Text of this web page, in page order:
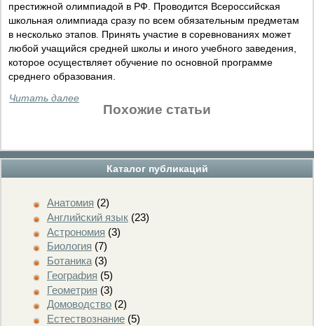
Каталог публикаций
Анатомия (2)
Английский язык(23)
Астрономия (3)
Биология (7)
Ботаника(3)
География (5)
Геометрия (3)
Домоводство(2)
Естествознание(5)
престижной олимпиадой в РФ. Проводится Всероссийская
школьная олимпиада сразу по всем обязательным предметам
в несколько этапов. Принять участие в соревнованиях может
любой учащийся средней школы и иного учебного заведения,
которое осуществляет обучение по основной программе
среднего образования.
Читать далее
Похожие статьи